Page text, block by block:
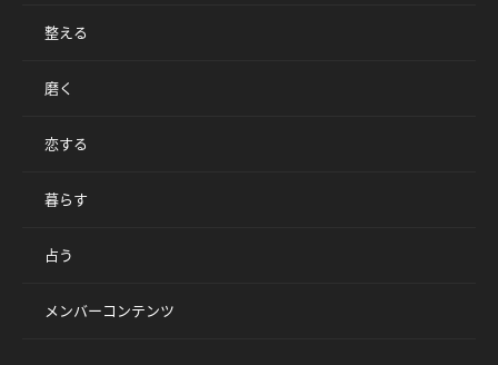
整える
磨く
恋する
暮らす
占う
メンバーコンテンツ